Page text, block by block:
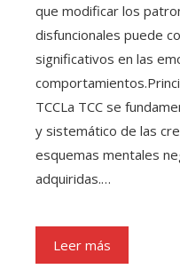
que modificar los
disfuncionales puede
significativos en las
TCCLa TCC se
y sistemático de las
esquemas mentales
adquiridas.…
Leer más